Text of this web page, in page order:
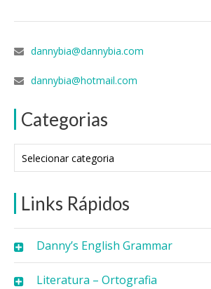
dannybia@dannybia.com
dannybia@hotmail.com
Categorias
Links Rápidos
Danny’s English Grammar
Literatura – Ortografia